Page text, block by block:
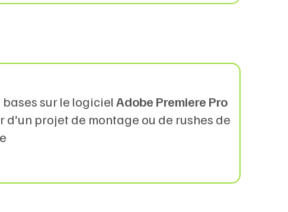
bases sur le logiciel Adobe Premiere Pro
d’un projet de montage ou de rushes de